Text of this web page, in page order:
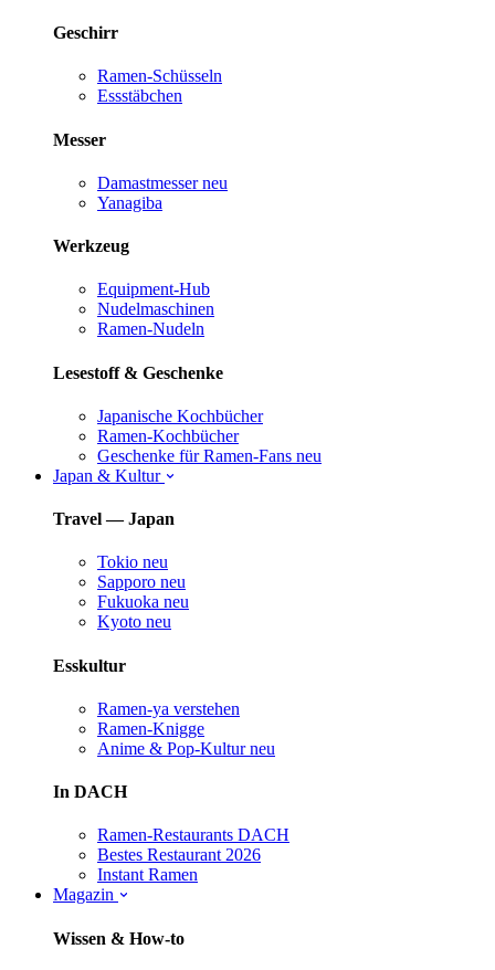
Geschirr
Ramen-Schüsseln
Essstäbchen
Messer
Damastmesser neu
Yanagiba
Werkzeug
Equipment-Hub
Nudelmaschinen
Ramen-Nudeln
Lesestoff & Geschenke
Japanische Kochbücher
Ramen-Kochbücher
Geschenke für Ramen-Fans neu
Japan & Kultur
Travel — Japan
Tokio neu
Sapporo neu
Fukuoka neu
Kyoto neu
Esskultur
Ramen-ya verstehen
Ramen-Knigge
Anime & Pop-Kultur neu
In DACH
Ramen-Restaurants DACH
Bestes Restaurant 2026
Instant Ramen
Magazin
Wissen & How-to